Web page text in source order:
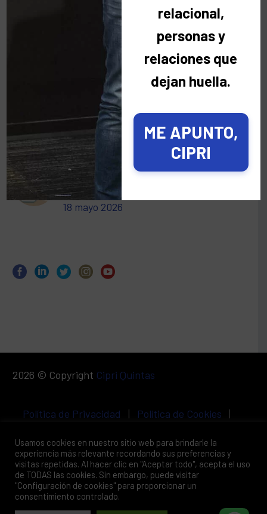
No quiero que me recuerdes mañana.
Quiero acordarme de ti hoy ☀️
3 agosto 2026
Hay personas que viven a miles de
kilómetros y, aun así, las sentimos cerca
🌎
12 junio 2026
Los búhos también construyen imperios
🦉
18 mayo 2026
2026 © Copyright Cipri Quintas
Política de Privacidad | Política de Cookies |
Usamos cookies en nuestro sitio web para brindarle la
experiencia más relevante recordando sus preferencias y
visitas repetidas. Al hacer clic en "Aceptar todo", acepta el uso
de TODAS las cookies. Sin embargo, puede visitar
"Configuración de cookies" para proporcionar un
consentimiento controlado.
relacional,
personas y
relaciones que
dejan huella.
ME APUNTO,
CIPRI